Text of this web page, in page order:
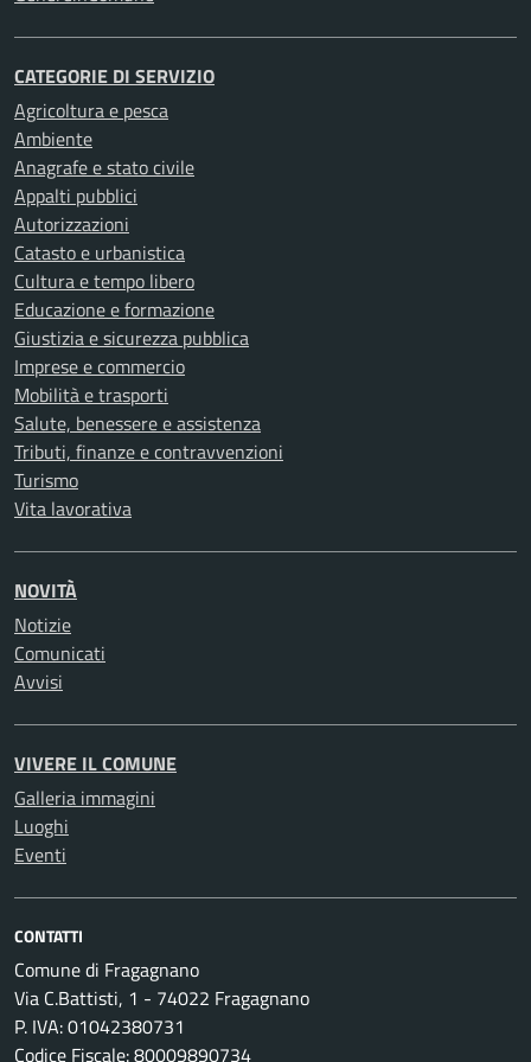
CATEGORIE DI SERVIZIO
Agricoltura e pesca
Ambiente
Anagrafe e stato civile
Appalti pubblici
Autorizzazioni
Catasto e urbanistica
Cultura e tempo libero
Educazione e formazione
Giustizia e sicurezza pubblica
Imprese e commercio
Mobilità e trasporti
Salute, benessere e assistenza
Tributi, finanze e contravvenzioni
Turismo
Vita lavorativa
NOVITÀ
Notizie
Comunicati
Avvisi
VIVERE IL COMUNE
Galleria immagini
Luoghi
Eventi
CONTATTI
Comune di Fragagnano
Via C.Battisti, 1 - 74022 Fragagnano
P. IVA: 01042380731
Codice Fiscale: 80009890734